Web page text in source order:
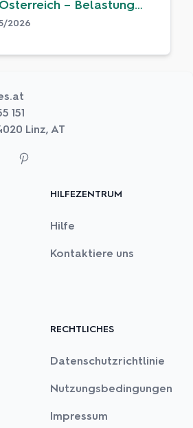
Österreich – Belastung
echter Mehrwert?
2026
151
Linz, AT
HILFEZENTRUM
Hilfe
Kontaktiere uns
RECHTLICHES
Datenschutzrichtlinie
Nutzungsbedingungen
Impressum